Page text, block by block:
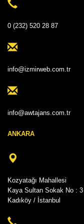
0 (232) 520 28 87
info@izmirweb.com.tr
info@awtajans.com.tr
ANKARA
Kozyatağı Mahallesi
Kaya Sultan Sokak No : 3
Kadıköy / İstanbul